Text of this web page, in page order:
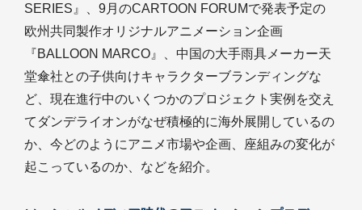
SERIES』、9月のCARTOON FORUMで発表予定の
欧州共同製作オリジナルアニメーション企画
『BALLOON MARCO』、中国の大手雨具メーカー天
堂傘社との子供向けキャラクターブランディングな
ど、現在進行中のいくつかのプロジェクト実例を交え
てダンデライオンがなぜ積極的に海外展開しているの
か、今どのようにアニメ市場や企画、座組みの変化が
起こっているのか、などを紹介。